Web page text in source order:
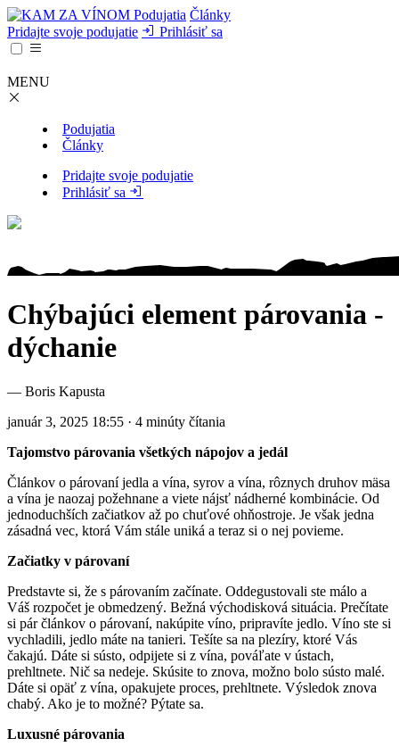
Podujatia Články
Pridajte svoje podujatie
Prihlásiť sa
MENU
Podujatia
Články
Pridajte svoje podujatie
Prihlásiť sa
Chýbajúci element párovania -
dýchanie
— Boris Kapusta
január 3, 2025 18:55 · 4 minúty čítania
Tajomstvo párovania všetkých nápojov a jedál
Článkov o párovaní jedla a vína, syrov a vína, rôznych druhov mäsa
a vína je naozaj požehnane a viete nájsť nádherné kombinácie. Od
jednoduchších začiatkov až po chuťové ohňostroje. Je však jedna
zásadná vec, ktorá Vám stále uniká a teraz si o nej povieme.
Začiatky v párovaní
Predstavte si, že s párovaním začínate. Oddegustovali ste málo a
Váš rozpočet je obmedzený. Bežná východisková situácia. Prečítate
si pár článkov o párovaní, nakúpite víno, pripravíte jedlo. Víno ste si
vychladili, jedlo máte na tanieri. Tešíte sa na plezíry, ktoré Vás
čakajú. Dáte si sústo, odpijete si z vína, pováľate v ústach,
prehltnete. Nič sa nedeje. Skúsite to znova, možno bolo sústo malé.
Dáte si opäť z vína, opakujete proces, prehltnete. Výsledok znova
chabý. Ako je to možné? Pýtate sa.
Luxusné párovania